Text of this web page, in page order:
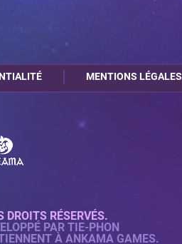
MENTIONS LÉGALES
RÉSERVÉS.
PAR TIE-PHON
À ANKAMA GAMES.